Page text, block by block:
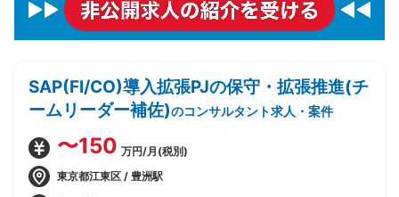
SAP(FI/CO)導入拡張PJの保守・拡張推進(チ
ームリーダー補佐)のコンサルタント求人・案件
〜150 万円/月(税別)
東京都江東区 / 豊洲駅